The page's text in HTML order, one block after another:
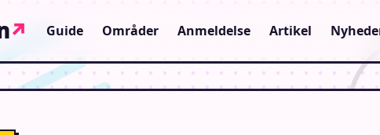
↗ Guide Områder Anmeldelse Artikel